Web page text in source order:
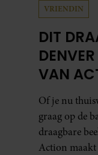
VRIENDIN
DIT
VAN
Of je nu
graag op de
draagbare
Action maakt